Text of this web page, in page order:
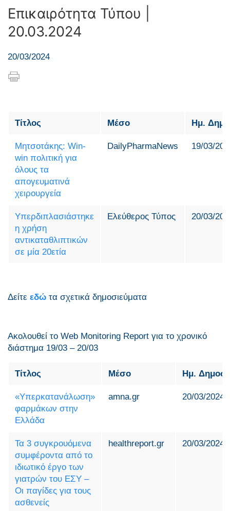
Επικαιρότητα Τύπου |
20.03.2024
20/03/2024
Τίτλος Μέσο Ημ.
Μητσοτάκης: Win-
win πολιτική για
όλους τα
απογευματινά
χειρουργεία
DailyPharmaNews 19/03/
Υπερδιπλασιάστηκε
η χρήση
αντικαταθλιπτικών
σε μία 20ετία
Ελεύθερος Τύπος 20/03/
Δείτε εδώ τα σχετικά δημοσιεύματα
Ακολουθεί το Web Monitoring Report για τo χρονικό
διάστημα 19/03 – 20/03
Τίτλος Μέσο Ημ.
«Υπερκατανάλωση»
φαρμάκων στην
Ελλάδα
amna.gr 20/03/2024
Τα 3 συγκρουόμενα
συμφέροντα από το
ιδιωτικό έργο των
γιατρών του ΕΣΥ –
Οι παγίδες για τους
ασθενείς
healthreport.gr 20/03/2024